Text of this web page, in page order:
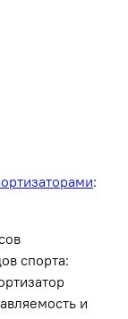
:
спорта:
и